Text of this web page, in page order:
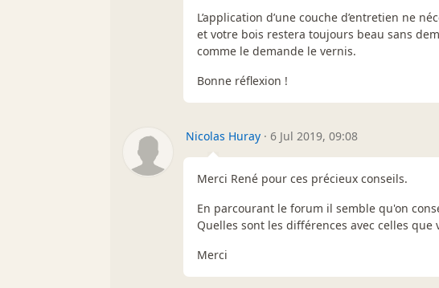
L’application d’une couche d’entretien ne
et votre bois restera toujours beau sans
comme le demande le vernis.
Bonne réflexion !
Nicolas Huray · 6 Jul 2019, 09:08
Merci René pour ces précieux conseils.
En parcourant le forum il semble qu'on
Quelles sont les différences avec celles que
Merci